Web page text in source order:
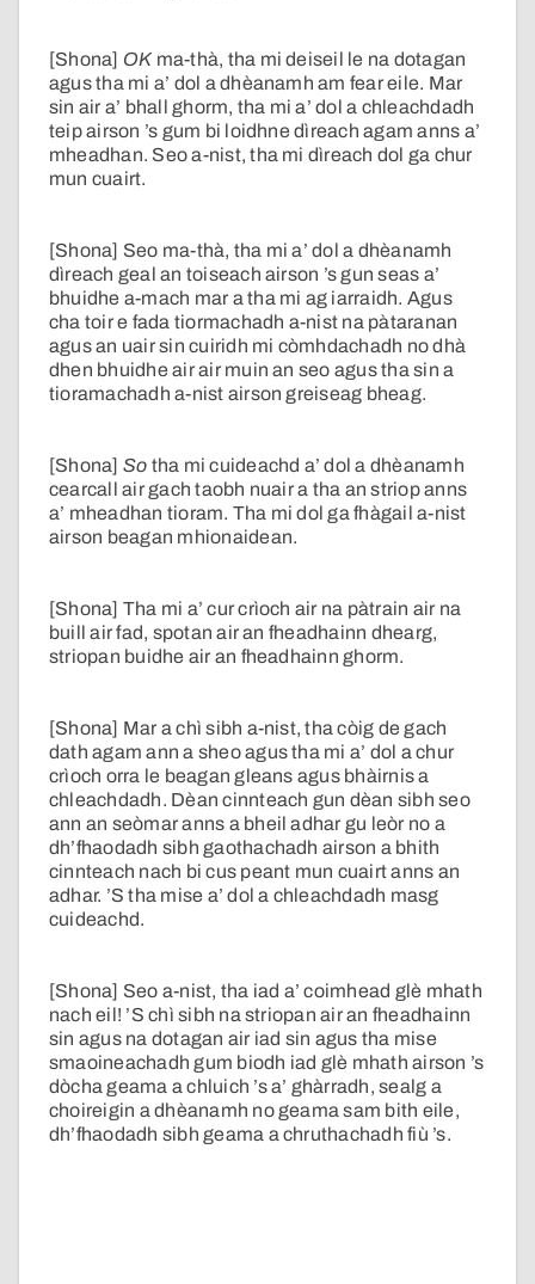
[Shona] OKma-thà, tha mi deiseil le na dotagan
agus tha mi a’ dol a dhèanamh am fear eile. Mar
sin air a’ bhall ghorm, tha mi a’ dol a chleachdadh
teip airson ’s gum bi loidhne dìreach agam anns a’
mheadhan. Seo a-nist, tha mi dìreach dol ga chur
mun cuairt.
[Shona] Seo ma-thà, tha mi a’ dol a dhèanamh
dìreach geal an toiseach airson ’s gun seas a’
bhuidhe a-mach mar a tha mi ag iarraidh. Agus
cha toir e fada tiormachadh a-nist na pàtaranan
agus an uair sin cuiridh mi còmhdachadh no dhà
dhen bhuidhe air air muin an seo agus tha sin a
tioramachadh a-nist airson greiseag bheag.
[Shona] So tha mi cuideachd a’ dol a dhèanamh
cearcall air gach taobh nuair a tha an striop anns
a’ mheadhan tioram. Tha mi dol ga fhàgail a-nist
airson beagan mhionaidean.
[Shona] Tha mi a’ cur crìoch air na pàtrain air na
buill air fad, spotan air an fheadhainn dhearg,
striopan buidhe air an fheadhainn ghorm.
[Shona] Mar a chì sibh a-nist, tha còig de gach
dath agam ann a sheo agus tha mi a’ dol a chur
crìoch orra le beagan gleans agus bhàirnis a
chleachdadh. Dèan cinnteach gun dèan sibh seo
ann an seòmar anns a bheil adhar gu leòr no a
dh’fhaodadh sibh gaothachadh airson a bhith
cinnteach nach bi cus peant mun cuairt anns an
adhar. ’S tha mise a’ dol a chleachdadh masg
cuideachd.
[Shona] Seo a-nist, tha iad a’ coimhead glè mhath
nach eil! ’S chì sibh na striopan air an fheadhainn
sin agus na dotagan air iad sin agus tha mise
smaoineachadh gum biodh iad glè mhath airson ’s
dòcha geama a chluich ’s a’ ghàrradh, sealg a
choireigin a dhèanamh no geama sam bith eile,
dh’fhaodadh sibh geama a chruthachadh fiù ’s.